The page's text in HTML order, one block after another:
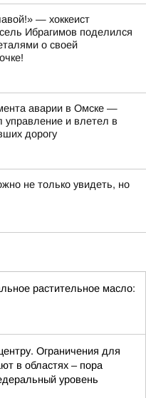
— хоккеист
Ибрагимов поделился
о своей
аварии в Омске —
управление и влетел в
дорогу
не только увидеть, но
растительное масло:
Ограничения для
в областях – пора
уровень